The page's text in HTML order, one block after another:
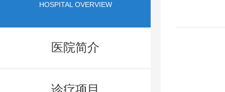
HOSPITAL OVERVIEW
医院简介
诊疗项目